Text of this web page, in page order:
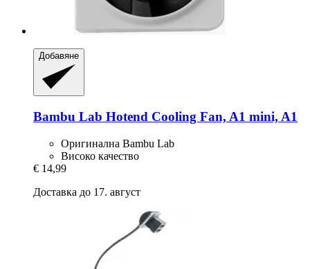
Добавяне
Bambu Lab Hotend Cooling Fan, A1 mini, A1
Оригинална Bambu Lab
Високо качество
€ 14,99
Доставка до 17. август